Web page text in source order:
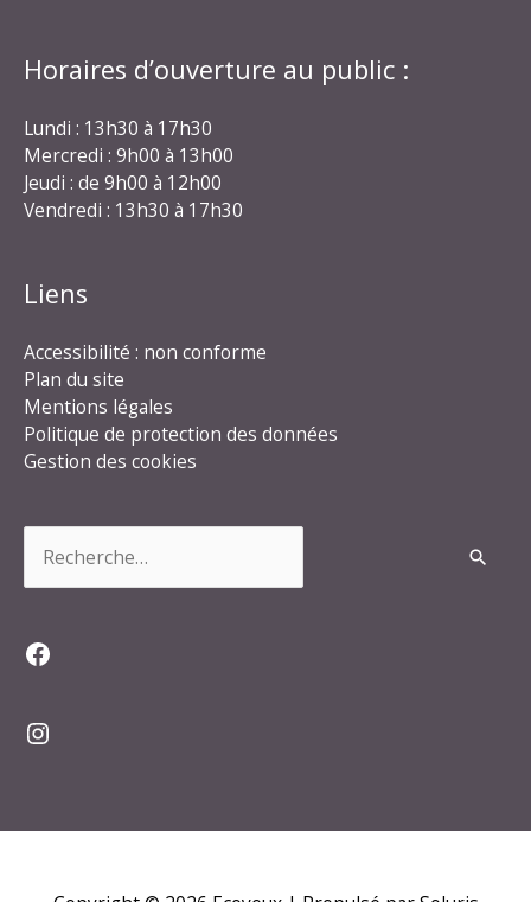
Horaires d’ouverture au public :
Lundi : 13h30 à 17h30
Mercredi : 9h00 à 13h00
Jeudi : de 9h00 à 12h00
Vendredi : 13h30 à 17h30
Liens
Accessibilité : non conforme
Plan du site
Mentions légales
Politique de protection des données
Gestion des cookies
Facebook
Instagram